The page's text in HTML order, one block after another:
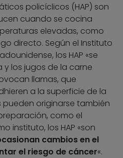
policíclicos (HAP) son
cuando se cocina
elevadas, como
directo. Según el Instituto
los HAP «se
los jugos de la carne
llamas, que
a la superficie de la
pueden originarse también
como el
instituto, los HAP «son
cambios en el
el riesgo de cáncer«.